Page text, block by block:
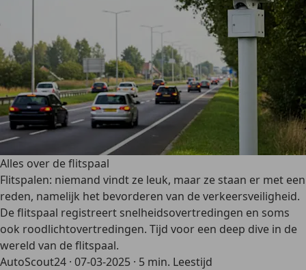
Alles over de flitspaal
Flitspalen: niemand vindt ze leuk, maar ze staan er met een
reden, namelijk het bevorderen van de verkeersveiligheid.
De flitspaal registreert snelheidsovertredingen en soms
ook roodlichtovertredingen. Tijd voor een deep dive in de
wereld van de flitspaal.
AutoScout24 · 07-03-2025 · 5 min. Leestijd